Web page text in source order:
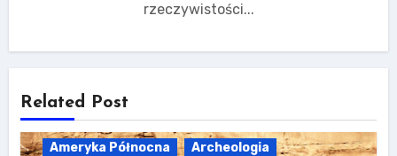
rzeczywistości...
Related Post
Ameryka Północna
Archeologia